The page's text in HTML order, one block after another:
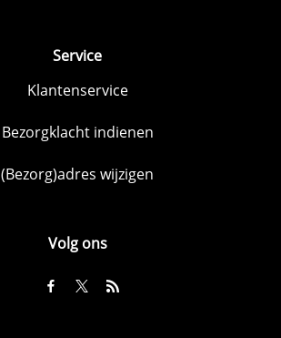
Service
Klantenservice
Bezorgklacht indienen
(Bezorg)adres wijzigen
Volg ons